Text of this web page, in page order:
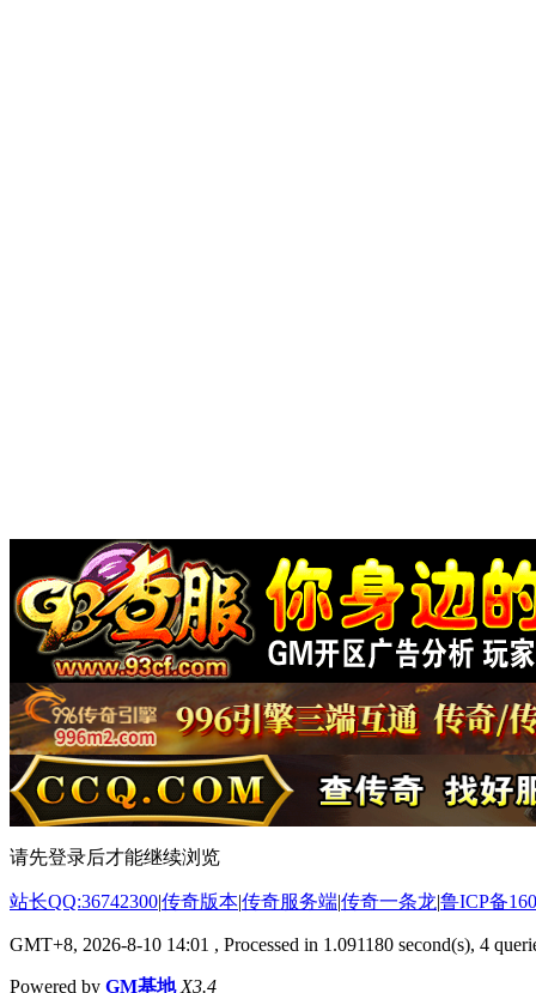
请先登录后才能继续浏览
站长QQ:36742300|传奇版本|传奇服务端|传奇一条龙|鲁ICP备
GMT+8, 2026-8-10 14:01 , Processed in 1.091180 second(s), 4
Powered by GM基地 X3.4